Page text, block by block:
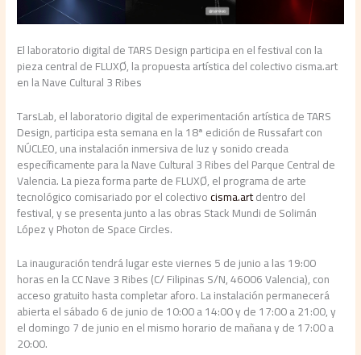
El laboratorio digital de TARS Design participa en el festival con la
pieza central de FLUXØ, la propuesta artística del colectivo cisma.art
en la Nave Cultural 3 Ribes
TarsLab, el laboratorio digital de experimentación artística de TARS
Design, participa esta semana en la 18ª edición de Russafart con
NÚCLEO, una instalación inmersiva de luz y sonido creada
específicamente para la Nave Cultural 3 Ribes del Parque Central de
Valencia. La pieza forma parte de FLUXØ, el programa de arte
tecnológico comisariado por el colectivocisma.artdentro del
festival, y se presenta junto a las obras Stack Mundi de Solimán
López y Photon de Space Circles.
La inauguración tendrá lugar este viernes 5 de junio a las 19:00
horas en la CC Nave 3 Ribes (C/ Filipinas S/N, 46006 Valencia), con
acceso gratuito hasta completar aforo. La instalación permanecerá
abierta el sábado 6 de junio de 10:00 a 14:00 y de 17:00 a 21:00, y
el domingo 7 de junio en el mismo horario de mañana y de 17:00 a
20:00.